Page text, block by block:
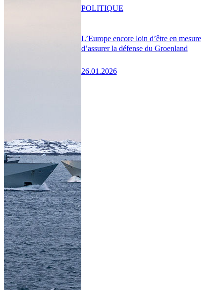
L’Europe encore loin d’être en mesure
d’assurer la défense du Groenland
26.01.2026
POLITIQUE